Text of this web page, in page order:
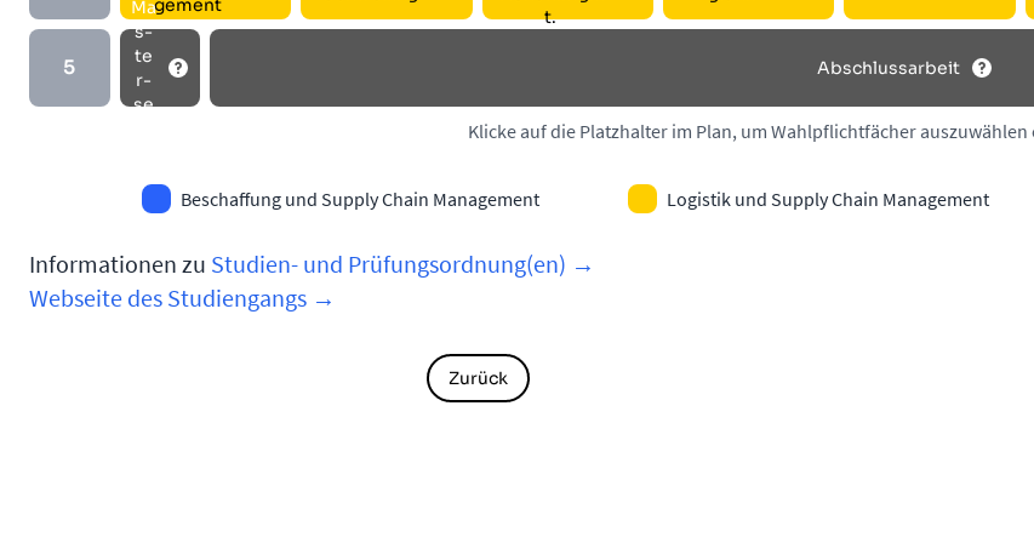
ge­ment
t.
5
Ma
s­
te
r­
se
Ab­schluss­a­r­beit
Klicke auf die Platzhalter im Plan, um Wahlpflichtfächer
Beschaffung und Supply Chain Management Logistik und Supply Chain Management
Informationen zu Studien- und Prüfungsordnung(en) →
Webseite des Studiengangs →
Zurück